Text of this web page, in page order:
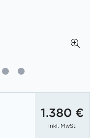
1.380 €
Inkl. MwSt.